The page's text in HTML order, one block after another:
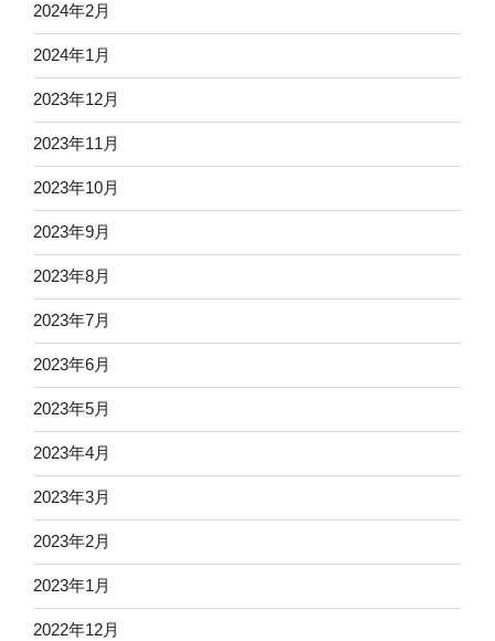
2024年2月
2024年1月
2023年12月
2023年11月
2023年10月
2023年9月
2023年8月
2023年7月
2023年6月
2023年5月
2023年4月
2023年3月
2023年2月
2023年1月
2022年12月